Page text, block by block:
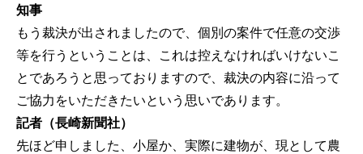
知事
もう裁決が出されましたので、個別の案件で任意の交渉
等を行うということは、これは控えなければいけないこ
とであろうと思っておりますので、裁決の内容に沿って
ご協力をいただきたいという思いであります。
記者（長崎新聞社）
先ほど申しました、小屋か、実際に建物が、現として農